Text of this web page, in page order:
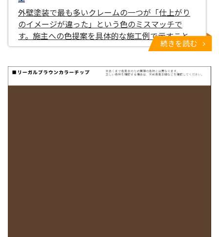
外壁塗装で最も多いクレームの一つが「仕上がり
のイメージが違った」という色のミスマッチで
す。施主への色提案を具体的な施工例で示すこと
続きを読む